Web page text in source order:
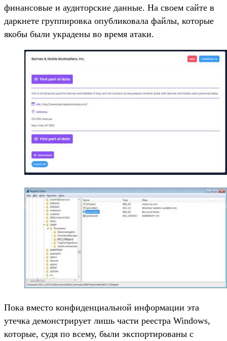
финансовые и аудиторские данные. На своем сайте в
даркнете группировка опубликовала файлы, которые
якобы были украдены во время атаки.
Пока вместо конфиденциальной информации эта
утечка демонстрирует лишь части реестра Windows,
которые, судя по всему, были экспортированы с